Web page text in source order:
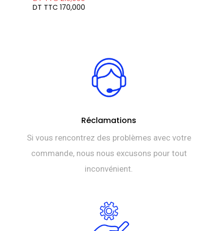
prix
DT TTC 170,000
Réclamations
Si vous rencontrez des problèmes avec votre
commande, nous nous excusons pour tout
inconvénient.